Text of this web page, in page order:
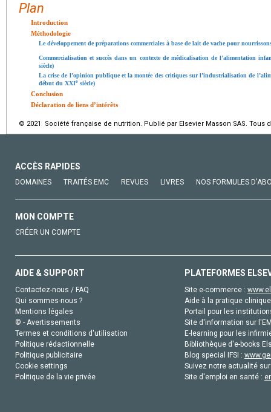
Plan
Introduction
Méthodologie
Le développement de préparations commerciales à base de lait de vache pour
Commercialisation et succès dans un contexte de médicalisation de l’alimentation
siècle)
La crise de l’opinion publique et la montée des critiques sur l’industrialisation de
début du XXIe siècle)
Conclusion
Déclaration de liens d’intérêts
© 2021 Société française de nutrition. Publié par Elsevier Masson SAS. Tous
ACCÈS RAPIDES
DOMAINES TRAITÉS EMC REVUES LIVRES NOS FORMULES
MON COMPTE
CRÉER UN COMPTE
AIDE & SUPPORT
Contactez-nous / FAQ
Qui sommes-nous ?
Mentions légales
© - Avertissements
Termes et conditions d'utilisation
Politique rédactionnelle
Politique publicitaire
Cookie settings
Politique de la vie privée
PLATEFORMES
Site e-commerce :
Aide à la pratique
Portail pour les
Site d'information sur
E-learning pour les
Bibliothèque d'e-books
Blog special IFSI :
Suivez notre actualité
Site d'emploi en santé :